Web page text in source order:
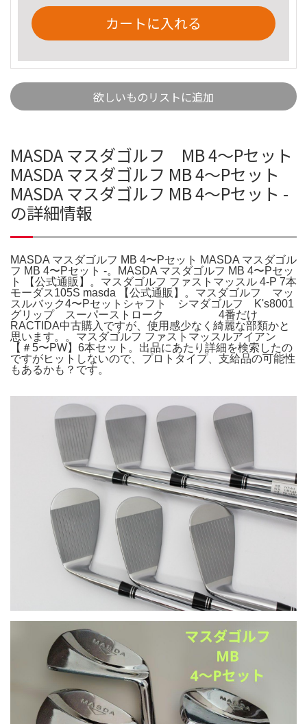
カートに入れる
欲しいものリストに追加
MASDA マスダゴルフ MB 4〜Pセット
MASDA マスダゴルフ MB 4〜Pセット
MASDA マスダゴルフ MB 4〜Pセット -
の詳細情報
MASDA マスダゴルフ MB 4〜Pセット MASDA マスダゴル
フ MB 4〜Pセット -。MASDA マスダゴルフ MB 4〜Pセッ
ト 【公式通販】。マスダゴルフ ファストマッスル 4-P 7本
モーダス105S masda 【公式通販】。マスダゴルフ マッ
スルバック4〜Pセットシャフト シマダゴルフ K's8001
グリップ スーパーストローク 4番だけ
RACTIDA中古購入ですが、使用感少なく綺麗な部類かと
思います。。マスダゴルフ ファストマッスルアイアン
【＃5〜PW】6本セット。出品にあたり詳細を検索したの
ですがヒットしないので、プロトタイプ、支給品の可能性
もあるかも？です。